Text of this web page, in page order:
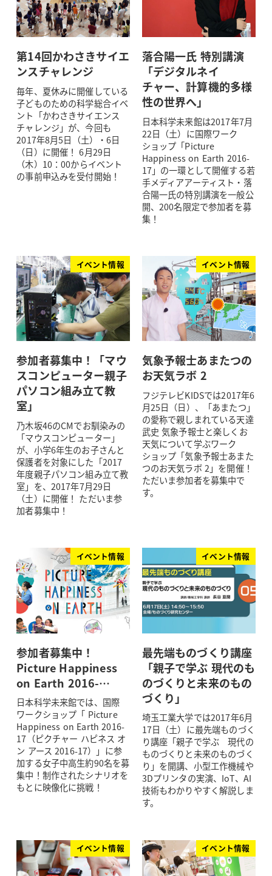
第14回かわさきサイエ
ンスチャレンジ
毎年、夏休みに開催している
子どものための科学総合イベ
ント「かわさきサイエンス
チャレンジ」が、今回も
2017年8月5日（土）・6日
（日）に開催！ 6月29日
（木）10：00からイベント
の事前申込みを受付開始！
落合陽一氏 特別講演
「デジタルネイ
チャー、計算機的多様
性の世界へ」
日本科学未来館は2017年7月
22日（土）に国際ワーク
ショップ「Picture
Happiness on Earth 2016-
17」の一環として開催する若
手メディアアーティスト・落
合陽一氏の特別講演を一般公
開、200名限定で参加者を募
集！
イベント情報
参加者募集中！「マウ
スコンピューター親子
パソコン組み立て教
室」
乃木坂46のCMでお馴染みの
「マウスコンピューター」
が、小学6年生のお子さんと
保護者を対象にした「2017
年度親子パソコン組み立て教
室」を、2017年7月29日
（土）に開催！ ただいま参
加者募集中！
イベント情報
気象予報士あまたつの
お天気ラボ 2
フジテレビKIDSでは2017年6
月25日（日）、「あまたつ」
の愛称で親しまれている天達
武史 気象予報士と楽しくお
天気について学ぶワーク
ショップ「気象予報士あまた
つのお天気ラボ 2」を開催！
ただいま参加者を募集中で
す。
イベント情報
参加者募集中！
Picture Happiness
on Earth 2016-…
日本科学未来館では、国際
ワークショップ「 Picture
Happiness on Earth 2016-
17（ピクチャー ハピネス オ
ン アース 2016-17）」に参
加する女子中高生約90名を募
集中！制作されたシナリオを
もとに映像化に挑戦！
イベント情報
最先端ものづくり講座
「親子で学ぶ 現代のも
のづくりと未来のもの
づくり」
埼玉工業大学では2017年6月
17日（土）に最先端ものづく
り講座「親子で学ぶ 現代の
ものづくりと未来のものづく
り」を開講、小型工作機械や
3Dプリンタの実演、IoT、AI
技術もわかりやすく解説しま
す。
イベント情報 イベント情報